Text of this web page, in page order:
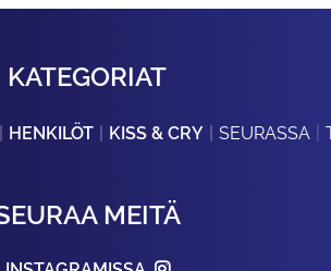
KATEGORIAT
HENKILÖT KISS & CRY SEURASSA
MEITÄ